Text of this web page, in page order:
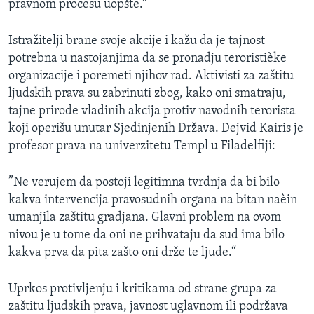
pravnom procesu uopšte.“
Istražitelji brane svoje akcije i kažu da je tajnost
potrebna u nastojanjima da se pronadju teroristièke
organizacije i poremeti njihov rad. Aktivisti za zaštitu
ljudskih prava su zabrinuti zbog, kako oni smatraju,
tajne prirode vladinih akcija protiv navodnih terorista
koji operišu unutar Sjedinjenih Država. Dejvid Kairis je
profesor prava na univerzitetu Templ u Filadelfiji:
”Ne verujem da postoji legitimna tvrdnja da bi bilo
kakva intervencija pravosudnih organa na bitan naèin
umanjila zaštitu gradjana. Glavni problem na ovom
nivou je u tome da oni ne prihvataju da sud ima bilo
kakva prva da pita zašto oni drže te ljude.“
Uprkos protivljenju i kritikama od strane grupa za
zaštitu ljudskih prava, javnost uglavnom ili podržava